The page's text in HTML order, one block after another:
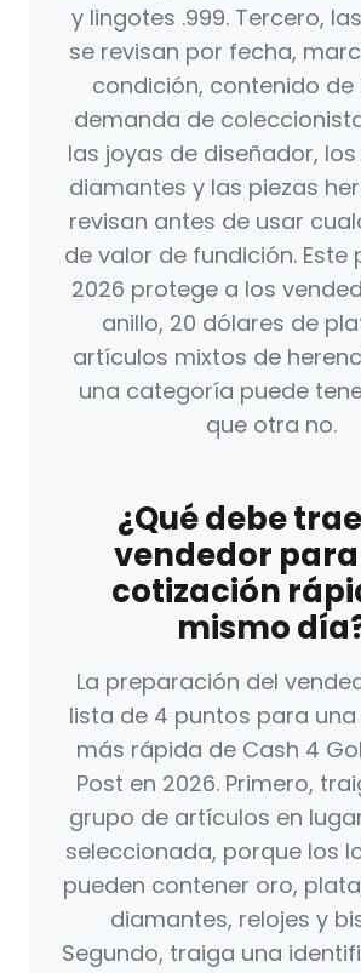
y lingotes .999. Tercero,
se revisan por fecha,
condición, contenido de
demanda de
las joyas de diseñador, los
diamantes y las piezas
revisan antes de usar
de valor de fundición. Este
2026 protege a los
anillo, 20 dólares de
artículos mixtos de
una categoría puede
que otra no.
¿Qué debe
vendedor
cotización
mismo
La preparación del
lista de 4 puntos para
más rápida de Cash 4
Post en 2026. Primero,
grupo de artículos en
seleccionada, porque los
pueden contener oro,
diamantes, relojes y
Segundo, traiga una